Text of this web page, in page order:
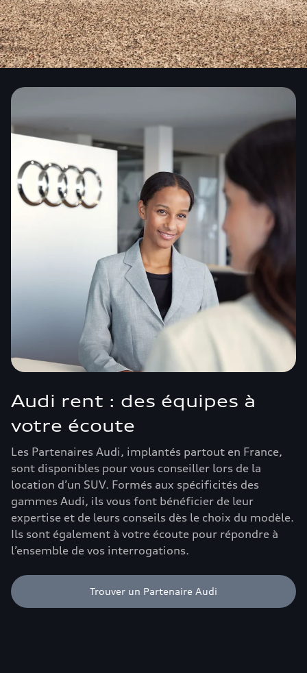
Audi rent : des équipes à
votre écoute
Les Partenaires Audi, implantés partout en France,
sont disponibles pour vous conseiller lors de la
location d’un SUV. Formés aux spécificités des
gammes Audi, ils vous font bénéficier de leur
expertise et de leurs conseils dès le choix du modèle.
Ils sont également à votre écoute pour répondre à
l’ensemble de vos interrogations.
Trouver un Partenaire Audi